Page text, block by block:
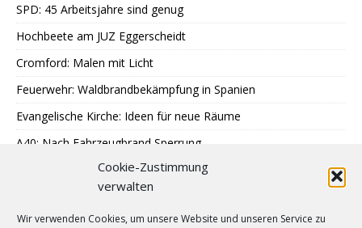
Cookie-Zustimmung
verwalten
Wir verwenden Cookies, um unsere Website und unseren Service zu
SPD: 45 Arbeitsjahre sind genug
Hochbeete am JUZ Eggerscheidt
Cromford: Malen mit Licht
Feuerwehr: Waldbrandbekämpfung in Spanien
Evangelische Kirche: Ideen für neue Räume
A40: Nach Fahrzeugbrand Sperrung
MercatorJazz im September
Breitscheid feiert 13. Schlossfest
Katenbüll hinterm Deich in Nordfriesland